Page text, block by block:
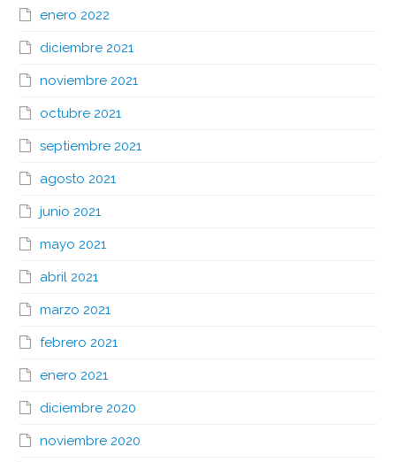
enero 2022
diciembre 2021
noviembre 2021
octubre 2021
septiembre 2021
agosto 2021
junio 2021
mayo 2021
abril 2021
marzo 2021
febrero 2021
enero 2021
diciembre 2020
noviembre 2020